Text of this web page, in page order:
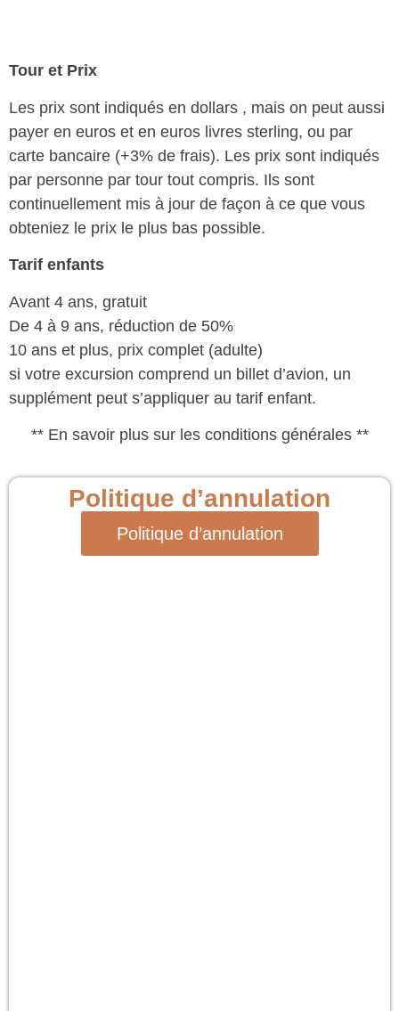
Tour et Prix
Les prix sont indiqués en dollars , mais on peut aussi
payer en euros et en euros livres sterling, ou par
carte bancaire (+3% de frais). Les prix sont indiqués
par personne par tour tout compris. Ils sont
continuellement mis à jour de façon à ce que vous
obteniez le prix le plus bas possible.
Tarif enfants
Avant 4 ans, gratuit
De 4 à 9 ans, réduction de 50%
10 ans et plus, prix complet (adulte)
si votre excursion comprend un billet d’avion, un
supplément peut s’appliquer au tarif enfant.
** En savoir plus sur les conditions générales **
Politique d’annulation
Politique d’annulation